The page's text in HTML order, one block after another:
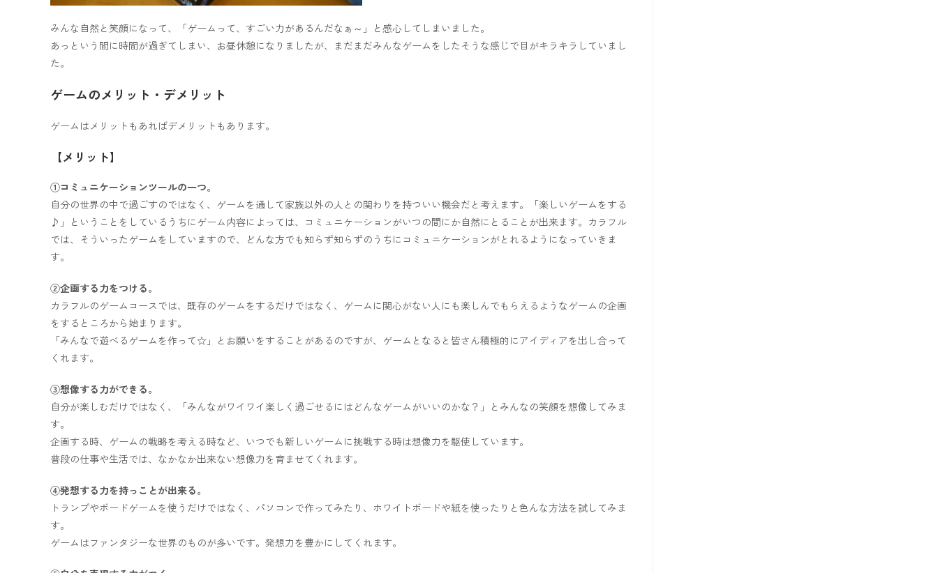
みんな自然と笑顔になって、「ゲームって、すごい力があるんだなぁ～」と感心してしまいました。
あっという間に時間が過ぎてしまい、お昼休憩になりましたが、まだまだみんなゲームをしたそうな感じで目がキラキラしていまし
た。
ゲームのメリット・デメリット
ゲームはメリットもあればデメリットもあります。
【メリット】
①コミュニケーションツールの一つ。
自分の世界の中で過ごすのではなく、ゲームを通して家族以外の人との関わりを持ついい機会だと考えます。「楽しいゲームをする
♪」ということをしているうちにゲーム内容によっては、コミュニケーションがいつの間にか自然にとることが出来ます。カラフル
では、そういったゲームをしていますので、どんな方でも知らず知らずのうちにコミュニケーションがとれるようになっていきま
す。
②企画する力をつける。
カラフルのゲームコースでは、既存のゲームをするだけではなく、ゲームに関心がない人にも楽しんでもらえるようなゲームの企画
をするところから始まります。
「みんなで遊べるゲームを作って☆」とお願いをすることがあるのですが、ゲームとなると皆さん積極的にアイディアを出し合って
くれます。
③想像する力ができる。
自分が楽しむだけではなく、「みんながワイワイ楽しく過ごせるにはどんなゲームがいいのかな？」とみんなの笑顔を想像してみま
す。
企画する時、ゲームの戦略を考える時など、いつでも新しいゲームに挑戦する時は想像力を駆使しています。
普段の仕事や生活では、なかなか出来ない想像力を育ませてくれます。
④発想する力を持っことが出来る。
トランプやボードゲームを使うだけではなく、パソコンで作ってみたり、ホワイトボードや紙を使ったりと色んな方法を試してみま
す。
ゲームはファンタジーな世界のものが多いです。発想力を豊かにしてくれます。